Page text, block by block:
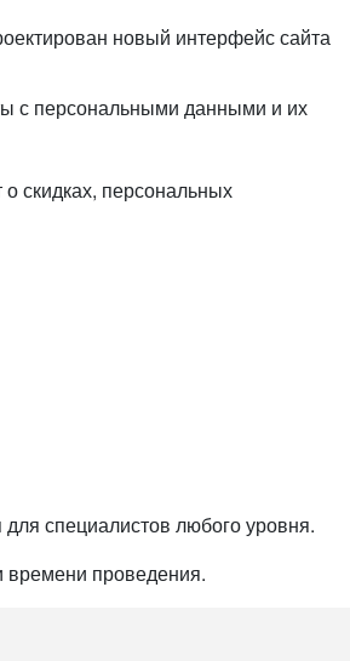
новый интерфейс сайта
с персональными данными и их
скидках, персональных
специалистов любого уровня.
проведения.